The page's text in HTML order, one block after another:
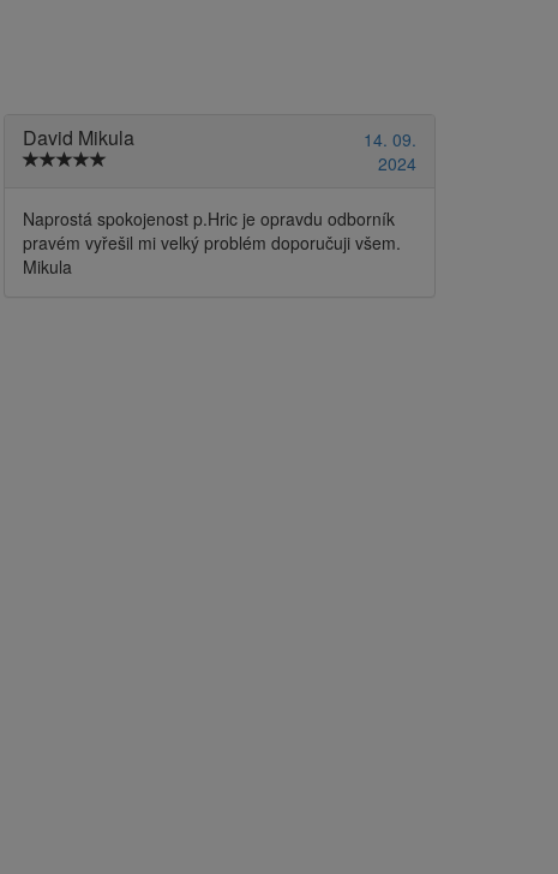
David Mikula
14. 09.
2024
Naprostá spokojenost p.Hric je opravdu odborník
pravém vyřešil mi velký problém doporučuji všem.
Mikula